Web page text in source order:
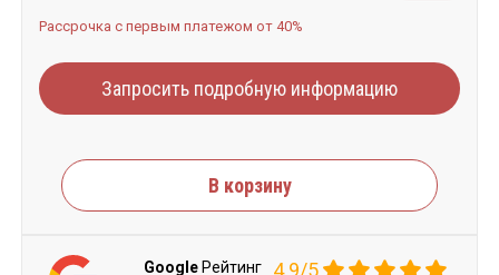
Рассрочка с первым платежом от 40%
Запросить подробную информацию
В корзину
Google Рейтинг 4.9/5